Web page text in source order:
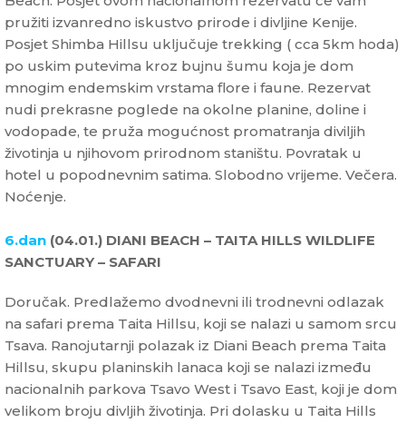
pružiti izvanredno iskustvo prirode i divljine Kenije.
Posjet Shimba Hillsu uključuje trekking ( cca 5km hoda)
po uskim putevima kroz bujnu šumu koja je dom
mnogim endemskim vrstama flore i faune. Rezervat
nudi prekrasne poglede na okolne planine, doline i
vodopade, te pruža mogućnost promatranja diviljih
životinja u njihovom prirodnom staništu. Povratak u
hotel u popodnevnim satima. Slobodno vrijeme. Večera.
Noćenje.
6.dan (04.01.) DIANI BEACH – TAITA HILLS WILDLIFE
SANCTUARY – SAFARI
Doručak. Predlažemo dvodnevni ili trodnevni odlazak
na safari prema Taita Hillsu, koji se nalazi u samom srcu
Tsava. Ranojutarnji polazak iz Diani Beach prema Taita
Hillsu, skupu planinskih lanaca koji se nalazi između
nacionalnih parkova Tsavo West i Tsavo East, koji je dom
velikom broju divljih životinja. Pri dolasku u Taita Hills